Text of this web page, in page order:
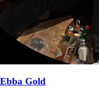
Ebba Gold